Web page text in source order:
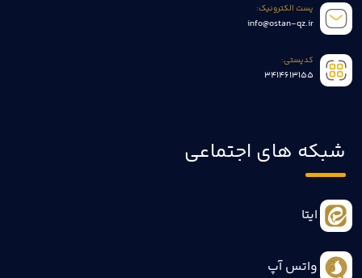
پست الکترونیک:
info@ostan-qz.ir
کدپستی:
3414613155
شبکه های اجتماعی
ایتا
واتس آپ